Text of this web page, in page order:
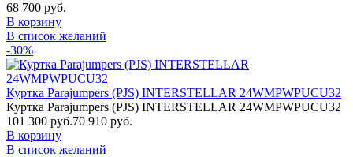
68 700 руб.
В корзину
В список желаний
-30%
Куртка Parajumpers (PJS) INTERSTELLAR 24WMPWPUCU32
Куртка Parajumpers (PJS) INTERSTELLAR 24WMPWPUCU32
101 300 руб.70 910 руб.
В корзину
В список желаний